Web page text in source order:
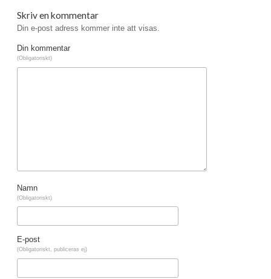
Skriv en kommentar
Din e-post adress kommer inte att visas.
Din kommentar
(Obligatoriskt)
Namn
(Obligatoriskt)
E-post
(Obligatoriskt, publiceras ej)